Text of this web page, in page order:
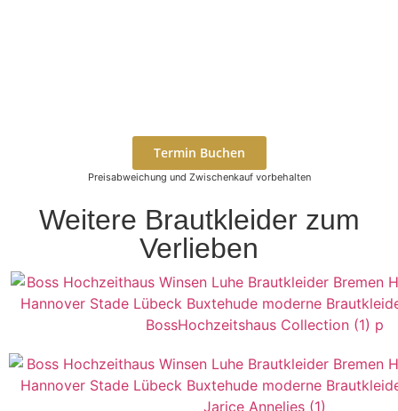
Termin Buchen
Preisabweichung und Zwischenkauf vorbehalten
Weitere Brautkleider zum
Verlieben